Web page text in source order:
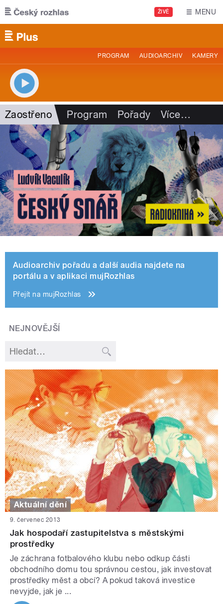
Přejít k hlavnímu obsahu
ŽIVĚ MENU
PROGRAM AUDIOARCHIV KAMERY
Zaostřeno Program Pořady Více…
Audioarchiv pořadu a další audia najdete na
portálu a v aplikaci mujRozhlas
Přejít na mujRozhlas
NEJNOVĚJŠÍ
Aktuální dění
9. červenec 2013
Jak hospodaří zastupitelstva s městskými
prostředky
Je záchrana fotbalového klubu nebo odkup části
obchodního domu tou správnou cestou, jak investovat
prostředky měst a obcí? A pokud taková investice
nevyjde, jak je ...